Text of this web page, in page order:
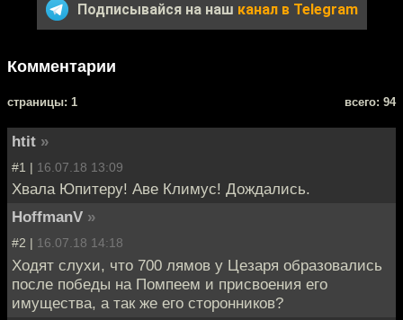
Подписывайся на наш канал в Telegram
Комментарии
cтраницы: 1 всего: 94
htit »
#1 | 16.07.18 13:09
Хвала Юпитеру! Аве Климус! Дождались.
HoffmanV »
#2 | 16.07.18 14:18
Ходят слухи, что 700 лямов у Цезаря образовались
после победы на Помпеем и присвоения его
имущества, а так же его сторонников?